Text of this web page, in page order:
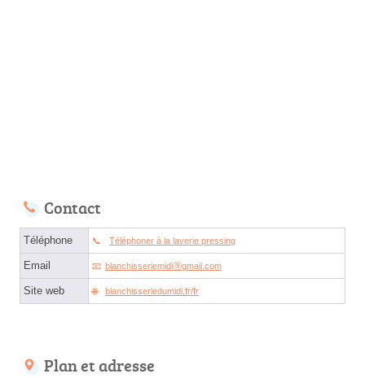
Contact
Téléphone Téléphoner à la laverie pressing
Email blanchisseriemidiⓐgmail.com
Site web blanchisseriedumidi.fr/fr
Plan et adresse